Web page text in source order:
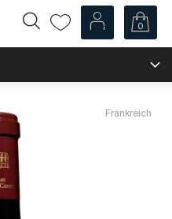
0
Frankreich